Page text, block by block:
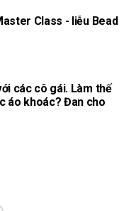
Class - liễu Bead
các cô gái. Làm thế
áo khoác? Đan cho